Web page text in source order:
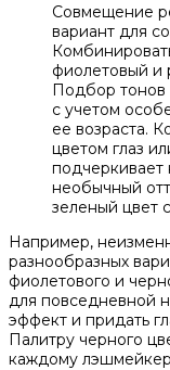
Совмещение
вариант для
фиолетовый и
Подбор тонов
с учетом
ее возраста.
цветом глаз
подчеркивает
необычный
зеленый цвет
Например,
разнообразных
фиолетового и
для повседневной
эффект и придать
Палитру черного
каждому